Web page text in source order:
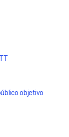
objetivo